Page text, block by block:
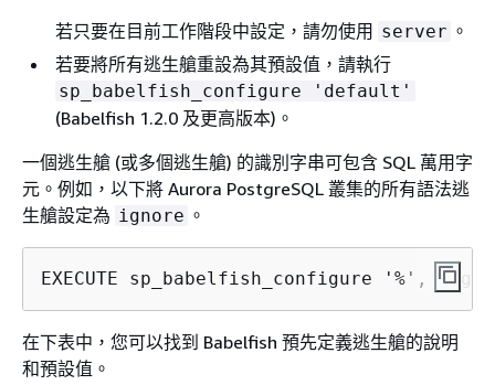
若只要在目前工作階段中設定，請勿使用 server 。
若要將所有逃生艙重設為其預設值，請執行
sp_babelfish_configure 'default'
(Babelfish 1.2.0 及更高版本)。
一個逃生艙 (或多個逃生艙) 的識別字串可包含 SQL 萬用字
元。例如，以下將 Aurora PostgreSQL 叢集的所有語法逃
生艙設定為 ignore 。
EXECUTE sp_babelfish_configure '%',
在下表中，您可以找到 Babelfish 預先定義逃生艙的說明
和預設值。